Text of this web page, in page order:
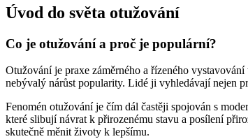
Úvod do světa otužování
Co je otužování a proč je populární?
Otužování je praxe záměrného a řízeného
nebývalý nárůst popularity. Lidé ji vyhledávají nejen
Fenomén otužování je čím dál častěji spojován s
které slibují návrat k přirozenému stavu a posílení
skutečně měnit životy k lepšímu.